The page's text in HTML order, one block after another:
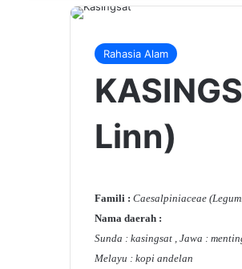
Rahasia Alam
Linn)
Famili : Caesalpiniaceae
Nama daerah :
Sunda : kasingsat , Jawa :
Melayu : kopi andelan